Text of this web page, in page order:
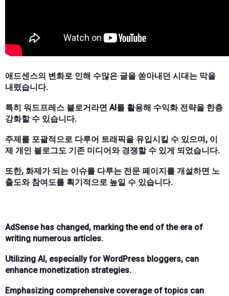
애드센스의 변화로 인해 수많은 글을 쏟아내던 시대는 막을
내렸습니다.
특히 워드프레스 블로거라면 AI를 활용해 수익화 전략을 한층
강화할 수 있습니다.
주제를 포괄적으로 다루어 트래픽을 유입시킬 수 있으며, 이
제 개인 블로그도 기존 미디어와 경쟁할 수 있게 되었습니다.
또한, 화제가 되는 이슈를 다루는 전문 페이지를 개설하면 노
출도와 참여도를 획기적으로 높일 수 있습니다.
AdSense has changed, marking the end of the era of
writing numerous articles.
Utilizing AI, especially for WordPress bloggers, can
enhance monetization strategies.
Emphasizing comprehensive coverage of topics can